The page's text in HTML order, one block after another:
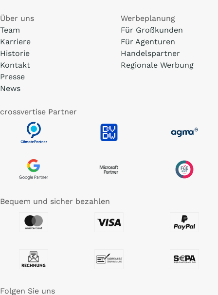
Über uns
Team
Karriere
Historie
Kontakt
Presse
News
Werbeplanung
Für Großkunden
Für Agenturen
Handelspartner
Regionale Werbung
crossvertise Partner
Bequem und sicher bezahlen
Folgen Sie uns